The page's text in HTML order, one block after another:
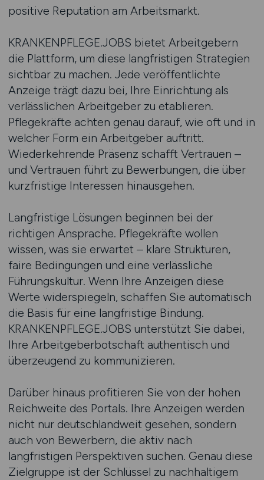
positive Reputation am Arbeitsmarkt.
KRANKENPFLEGE.JOBS bietet Arbeitgebern
die Plattform, um diese langfristigen Strategien
sichtbar zu machen. Jede veröffentlichte
Anzeige trägt dazu bei, Ihre Einrichtung als
verlässlichen Arbeitgeber zu etablieren.
Pflegekräfte achten genau darauf, wie oft und in
welcher Form ein Arbeitgeber auftritt.
Wiederkehrende Präsenz schafft Vertrauen –
und Vertrauen führt zu Bewerbungen, die über
kurzfristige Interessen hinausgehen.
Langfristige Lösungen beginnen bei der
richtigen Ansprache. Pflegekräfte wollen
wissen, was sie erwartet – klare Strukturen,
faire Bedingungen und eine verlässliche
Führungskultur. Wenn Ihre Anzeigen diese
Werte widerspiegeln, schaffen Sie automatisch
die Basis für eine langfristige Bindung.
KRANKENPFLEGE.JOBS unterstützt Sie dabei,
Ihre Arbeitgeberbotschaft authentisch und
überzeugend zu kommunizieren.
Darüber hinaus profitieren Sie von der hohen
Reichweite des Portals. Ihre Anzeigen werden
nicht nur deutschlandweit gesehen, sondern
auch von Bewerbern, die aktiv nach
langfristigen Perspektiven suchen. Genau diese
Zielgruppe ist der Schlüssel zu nachhaltigem